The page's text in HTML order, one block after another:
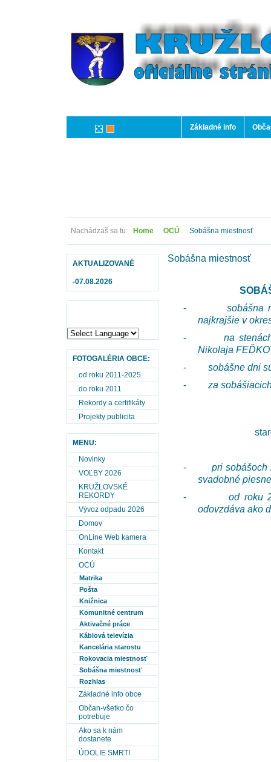
Základné info
Nachádzaš sa tu: Home OCÚ Sobášna miestnosť
AKTUALIZOVANÉ
-07.08.2026
FOTOGALÉRIA OBCE:
od roku 2011-2025
do roku 2011
Rekordy a certifikáty
Projekty publicita
MENU:
Novinky
VOĽBY 2026
KRUŽLOVSKÉ
REKORDY
Vývoz odpadu 2026
Domov
OnLine Web kamera
Kontakt
OCÚ
Matrika
Pošta
Knižnica
Komunitné centrum
Aktivačné práce
Káblová televízia
Kancelária starostu
Rokovacia miestnosť
Sobášna miestnosť
Rozhlas
Základné info obce
Občan-všetko čo
potrebuje
Ako sa k nám
dostanete
ÚDOLIE SMRTI
Sobášna miestnosť
- sobášna
najkrajšie v
- na
Nikolaja
- sobášne dni
- za
-pri sobášoch
svadobné
- od roku
odovzdáva ako